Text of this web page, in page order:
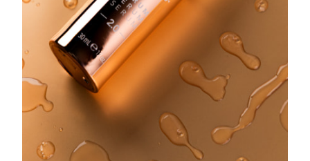
Rumänien Erwartete Lieferung8/9/26
Russland Erwartete Lieferung
Saudi-Arabien Erwartete Lieferung8/10/26
Singapur Erwartete Lieferung 8/11/26
Slowakei Erwartete Lieferung